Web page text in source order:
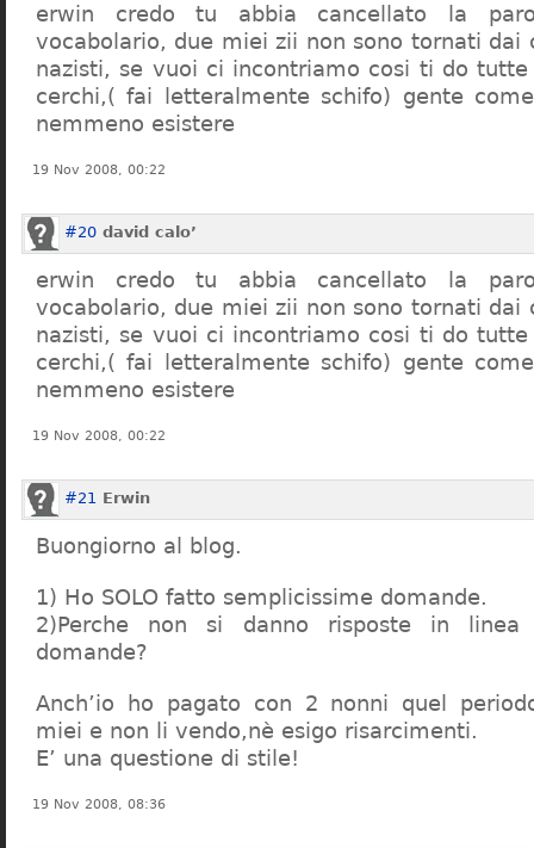
erwin credo tu abbia cancellato la
vocabolario, due miei zii non sono tornati dai
nazisti, se vuoi ci incontriamo cosi ti do tutte
cerchi,( fai letteralmente schifo) gente
nemmeno esistere
19 Nov 2008, 00:22
#20 david calo’
erwin credo tu abbia cancellato la
vocabolario, due miei zii non sono tornati dai
nazisti, se vuoi ci incontriamo cosi ti do tutte
cerchi,( fai letteralmente schifo) gente
nemmeno esistere
19 Nov 2008, 00:22
#21 Erwin
Buongiorno al blog.
1) Ho SOLO fatto semplicissime domande.
2)Perche non si danno risposte in
domande?
Anch’io ho pagato con 2 nonni quel
miei e non li vendo,nè esigo risarcimenti.
E’ una questione di stile!
19 Nov 2008, 08:36